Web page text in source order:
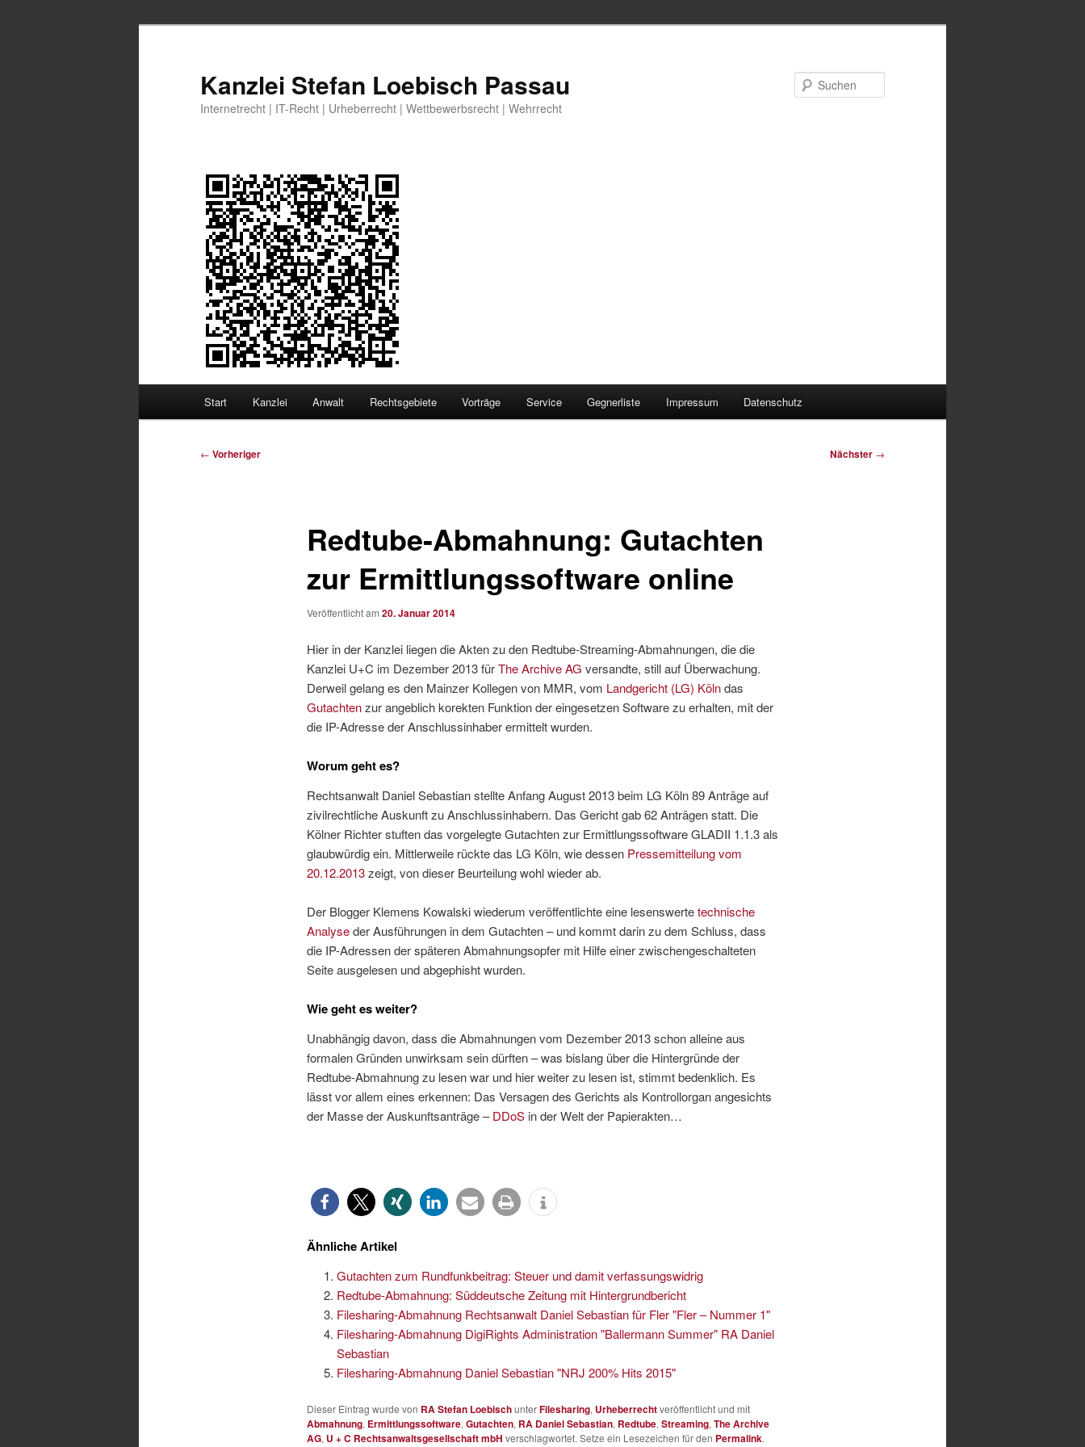
Kanzlei Stefan Loebisch Passau
Internetrecht | IT-Recht | Urheberrecht | Wettbewerbsrecht | Wehrrecht
Start Kanzlei Anwalt Rechtsgebiete Vorträge Service Gegnerliste Impressum Datenschutz
Beitragsnavigation
← Vorheriger Nächster →
Redtube-Abmahnung: Gutachten
zur Ermittlungssoftware online
Veröffentlicht am 20. Januar 2014
Hier in der Kanzlei liegen die Akten zu den Redtube-Streaming-Abmahnungen, die die
Kanzlei U+C im Dezember 2013 fürThe Archive AG versandte, still auf Überwachung.
Derweil gelang es den Mainzer Kollegen von MMR, vom Landgericht (LG) Kölndas
Gutachtenzur angeblich korekten Funktion der eingesetzen Software zu erhalten, mit der
die IP-Adresse der Anschlussinhaber ermittelt wurden.
Worum geht es?
Rechtsanwalt Daniel Sebastian stellte Anfang August 2013 beim LG Köln 89 Anträge auf
zivilrechtliche Auskunft zu Anschlussinhabern. Das Gericht gab 62 Anträgen statt. Die
Kölner Richter stuften das vorgelegte Gutachten zur Ermittlungssoftware GLADII 1.1.3 als
glaubwürdig ein. Mittlerweile rückte das LG Köln, wie dessen Pressemitteilung vom
20.12.2013zeigt, von dieser Beurteilung wohl wieder ab.
Der Blogger Klemens Kowalski wiederum veröffentlichte eine lesenswertetechnische
Analyseder Ausführungen in dem Gutachten – und kommt darin zu dem Schluss, dass
die IP-Adressen der späteren Abmahnungsopfer mit Hilfe einer zwischengeschalteten
Seite ausgelesen und abgephisht wurden.
Wie geht es weiter?
Unabhängig davon, dass die Abmahnungen vom Dezember 2013 schon alleine aus
formalen Gründen unwirksam sein dürften – was bislang über die Hintergründe der
Redtube-Abmahnung zu lesen war und hier weiter zu lesen ist, stimmt bedenklich. Es
lässt vor allem eines erkennen: Das Versagen des Gerichts als Kontrollorgan angesichts
der Masse der Auskunftsanträge –DDoSin der Welt der Papierakten…
Ähnliche Artikel
Gutachten zum Rundfunkbeitrag: Steuer und damit verfassungswidrig
Redtube-Abmahnung: Süddeutsche Zeitung mit Hintergrundbericht
Filesharing-Abmahnung Rechtsanwalt Daniel Sebastian für Fler "Fler – Nummer 1"
Filesharing-Abmahnung DigiRights Administration "Ballermann Summer" RA Daniel
Sebastian
Filesharing-Abmahnung Daniel Sebastian "NRJ 200% Hits 2015"
Dieser Eintrag wurde von RA Stefan LoebischunterFilesharing, Urheberrechtveröffentlicht und mit
Abmahnung, Ermittlungssoftware, Gutachten, RA Daniel Sebastian, Redtube, Streaming, The Archive
AG, U + C Rechtsanwaltsgesellschaft mbH verschlagwortet. Setze ein Lesezeichen für den Permalink.